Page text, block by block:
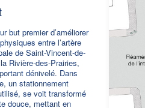
but premier d’améliorer
entre l’artère
de Saint-Vincent-de-
Rivière-des-Prairies,
dénivelé. Dans
un stationnement
se voit transformé
douce, mettant en